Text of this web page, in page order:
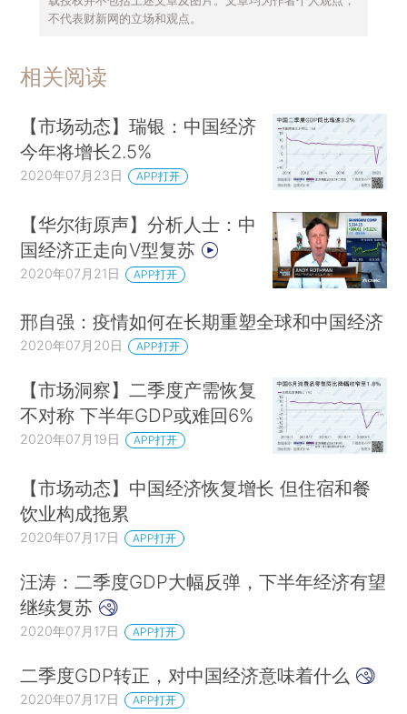
不代表财新网的立场和观点。
相关阅读
【市场动态】瑞银：中国经济
今年将增长2.5%
2020年07月23日 APP打开
【华尔街原声】分析人士：中
国经济正走向V型复苏
2020年07月21日 APP打开
邢自强：疫情如何在长期重塑全球和中国经济
2020年07月20日 APP打开
【市场洞察】二季度产需恢复
不对称 下半年GDP或难回6%
2020年07月19日 APP打开
【市场动态】中国经济恢复增长 但住宿和餐
饮业构成拖累
2020年07月17日 APP打开
汪涛：二季度GDP大幅反弹，下半年经济有望
继续复苏
2020年07月17日 APP打开
二季度GDP转正，对中国经济意味着什么
2020年07月17日 APP打开